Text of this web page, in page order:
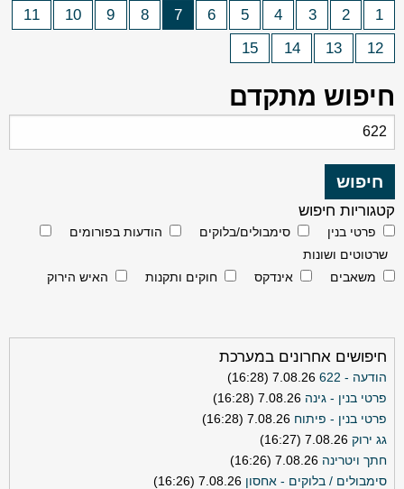
1
2
3
4
5
6
7
8
9
10
11
12
13
14
15
חיפוש מתקדם
קטגוריות חיפוש
פרטי בנין סימבולים/בלוקים
הודעות בפורומים
שרטוטים ושונות
משאבים
אינדקס חוקים ותקנות האיש הירוק
חיפושים אחרונים במערכת
הודעה - 622
7.08.26 (16:28)
פרטי בנין - גינה 7.08.26 (16:28)
פרטי בנין - פיתוח 7.08.26 (16:28)
גג ירוק 7.08.26 (16:27)
חתך ויטרינה 7.08.26 (16:26)
סימבולים / בלוקים - אחסון 7.08.26 (16:26)